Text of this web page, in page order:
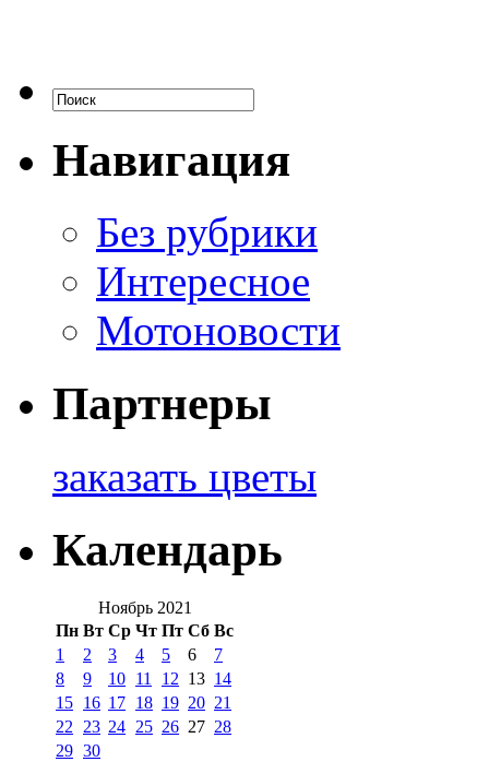
Навигация
Без рубрики
Интересное
Мотоновости
Партнеры
заказать цветы
Календарь
Ноябрь 2021
Пн Вт Ср Чт Пт Сб Вс
1
2 3 4 5 6
7
8
9 10 11 12 13 14
15 16 17 18 19 20 21
22
23 24 25 26 27 28
29 30